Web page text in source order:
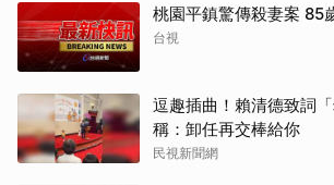
桃園平鎮驚傳殺妻案 85
台視
逗趣插曲！賴清德致詞
稱：卸任再交棒給你
民視新聞網